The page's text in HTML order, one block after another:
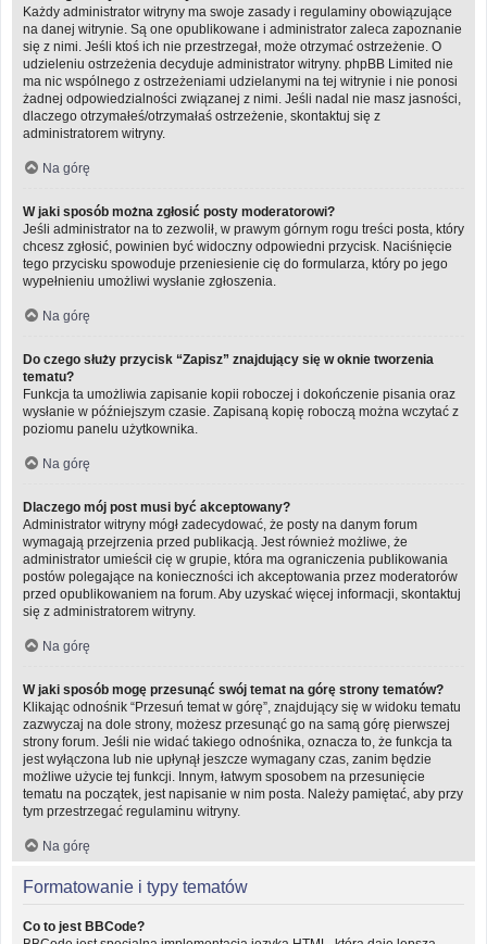
Każdy administrator witryny ma swoje zasady i regulaminy obowiązujące
na danej witrynie. Są one opublikowane i administrator zaleca zapoznanie
się z nimi. Jeśli ktoś ich nie przestrzegał, może otrzymać ostrzeżenie. O
udzieleniu ostrzeżenia decyduje administrator witryny. phpBB Limited nie
ma nic wspólnego z ostrzeżeniami udzielanymi na tej witrynie i nie ponosi
żadnej odpowiedzialności związanej z nimi. Jeśli nadal nie masz jasności,
dlaczego otrzymałeś/otrzymałaś ostrzeżenie, skontaktuj się z
administratorem witryny.
Na górę
W jaki sposób można zgłosić posty moderatorowi?
Jeśli administrator na to zezwolił, w prawym górnym rogu treści posta, który
chcesz zgłosić, powinien być widoczny odpowiedni przycisk. Naciśnięcie
tego przycisku spowoduje przeniesienie cię do formularza, który po jego
wypełnieniu umożliwi wysłanie zgłoszenia.
Na górę
Do czego służy przycisk “Zapisz” znajdujący się w oknie tworzenia
tematu?
Funkcja ta umożliwia zapisanie kopii roboczej i dokończenie pisania oraz
wysłanie w późniejszym czasie. Zapisaną kopię roboczą można wczytać z
poziomu panelu użytkownika.
Na górę
Dlaczego mój post musi być akceptowany?
Administrator witryny mógł zadecydować, że posty na danym forum
wymagają przejrzenia przed publikacją. Jest również możliwe, że
administrator umieścił cię w grupie, która ma ograniczenia publikowania
postów polegające na konieczności ich akceptowania przez moderatorów
przed opublikowaniem na forum. Aby uzyskać więcej informacji, skontaktuj
się z administratorem witryny.
Na górę
W jaki sposób mogę przesunąć swój temat na górę strony tematów?
Klikając odnośnik “Przesuń temat w górę”, znajdujący się w widoku tematu
zazwyczaj na dole strony, możesz przesunąć go na samą górę pierwszej
strony forum. Jeśli nie widać takiego odnośnika, oznacza to, że funkcja ta
jest wyłączona lub nie upłynął jeszcze wymagany czas, zanim będzie
możliwe użycie tej funkcji. Innym, łatwym sposobem na przesunięcie
tematu na początek, jest napisanie w nim posta. Należy pamiętać, aby przy
tym przestrzegać regulaminu witryny.
Na górę
Formatowanie i typy tematów
Co to jest BBCode?